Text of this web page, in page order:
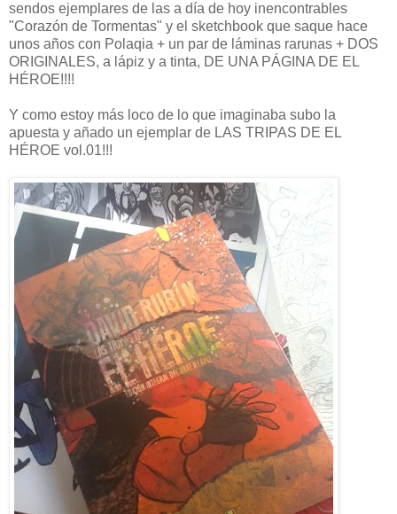
sendos ejemplares de las a día de hoy inencontrables
"Corazón de Tormentas" y el sketchbook que saque hace
unos años con Polaqia + un par de láminas rarunas + DOS
ORIGINALES, a lápiz y a tinta, DE UNA PÁGINA DE EL
HÉROE!!!!
Y como estoy más loco de lo que imaginaba subo la
apuesta y añado un ejemplar de LAS TRIPAS DE EL
HÉROE vol.01!!!